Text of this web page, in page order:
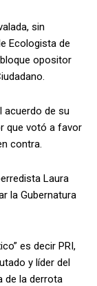
sin
Ecologista de
opositor
acuerdo de su
que votó a favor
contra.
Laura
la Gubernatura
es decir PRI,
y líder del
de la derrota